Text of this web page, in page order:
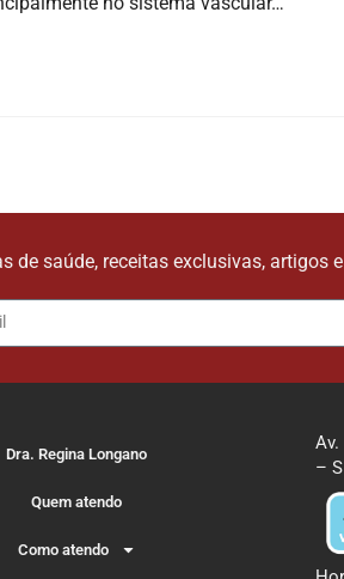
de saúde, receitas exclusivas, artigos
Dra. Regina Longano
Quem atendo
Como atendo
–